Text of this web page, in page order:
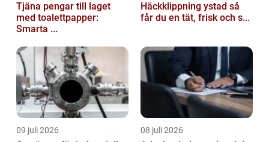
Tjäna pengar till laget
med toalettpapper:
Smarta ...
Häckklippning ystad så
får du en tät, frisk och s...
09 juli 2026 08 juli 2026